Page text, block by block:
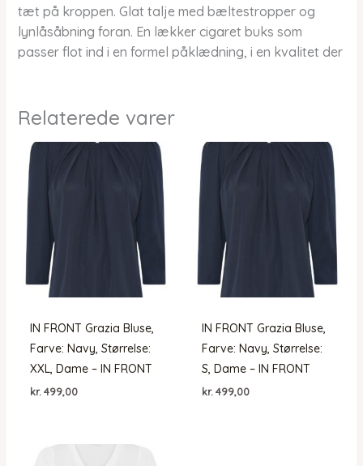
tæt på kroppen. Glat talje med bæltestropper og
lynlåsåbning foran. En lækker cigaret buks som
passer flot ind i en formel påklædning, i en kvalitet der
Relaterede varer
IN FRONT Grazia Bluse,
Farve: Navy, Størrelse:
XXL, Dame – IN FRONT
kr.499,00
IN FRONT Grazia Bluse,
Farve: Navy, Størrelse:
S, Dame – IN FRONT
kr.499,00